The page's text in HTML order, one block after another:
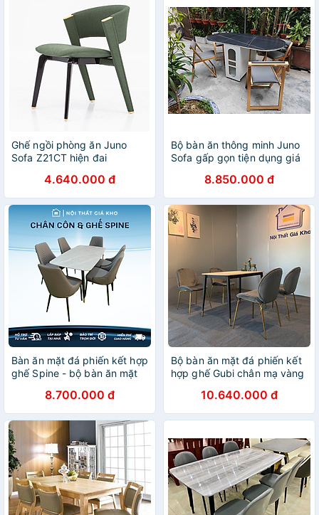
Ghế ngồi phòng ăn Juno
Sofa Z21CT hiện đai
4.640.000 đ
Bộ bàn ăn thông minh Juno
Sofa gấp gọn tiện dụng giá
8.850.000 đ
Bàn ăn mặt đá phiến kết hợp
ghế Spine - bộ bàn ăn mặt
8.700.000 đ
Bộ bàn ăn mặt đá phiến kết
hợp ghế Gubi chân mạ vàng
10.640.000 đ